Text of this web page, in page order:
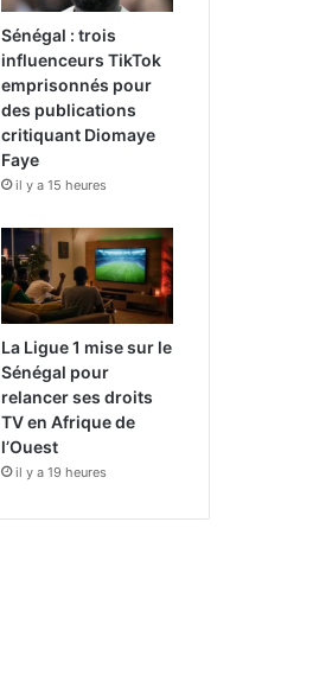
Sénégal : trois
influenceurs TikTok
emprisonnés pour
des publications
critiquant Diomaye
Faye
il y a 15 heures
La Ligue 1 mise sur le
Sénégal pour
relancer ses droits
TV en Afrique de
l’Ouest
il y a 19 heures